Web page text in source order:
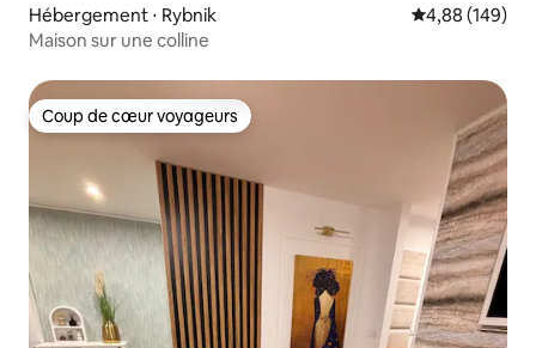
Hébergement ⋅ Rybnik Évaluation
4,88 (149)
Maison sur une colline
Coup de cœur voyageurs
Coup de cœur voyageurs